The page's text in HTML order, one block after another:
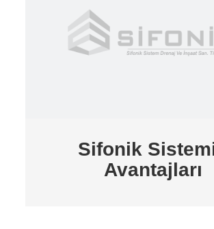
Sifonik
Avantajları